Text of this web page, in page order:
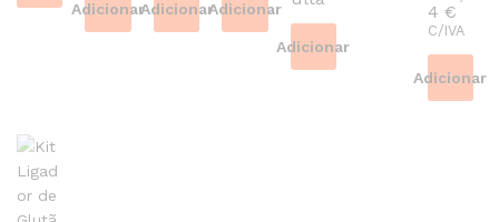
AdicionarAdicionarAdicionar
Adicionar
4 €
C/IVA
Adicionar